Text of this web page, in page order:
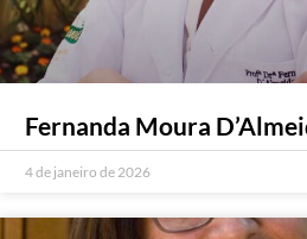
Fernanda Moura
4 de janeiro de 2026